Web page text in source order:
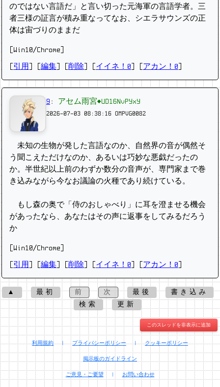
のではない言語だ」と言い切った元海軍の言語学者。三
者三様の証言が積み重なってなお、シエラサウンズの正
体は宙づりのままだ
[Win10/Chrome]
引用 編集 削除 イイネ！0 アカン！0
9 : アセム雨宮◆UD16NvPYxY
2026-07-03 08:38:16 OMPVG0082
未知の生物が発した言語なのか、自然界の音が偶然そ
う聞こえただけなのか、あるいは巧妙な悪戯だったの
か。半世紀以上前のわずか数分の音声が、専門家まで巻
き込みながら今なお議論の火種であり続けている。
もし森の奥で「侍のおしゃべり」に耳を澄ませる機会
があったなら、あなたはその声に返事をしてみるだろう
か
[Win10/Chrome]
引用 編集 削除 イイネ！0 アカン！0
▲ 最初 前 次 最後
書き込み
検索
更新
このスレッドを非表示に追加
利用規約 | プライバシーポリシー | クッキーポリシー
掲示板のガイドライン
ご意見・ご要望 | お問い合わせ